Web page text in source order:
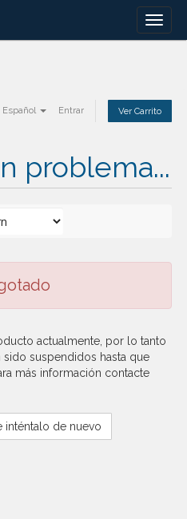
Menu
Español Entrar Ver Carrito
problema...
actualmente, por lo tanto
suspendidos hasta que
más información contacte
de nuevo